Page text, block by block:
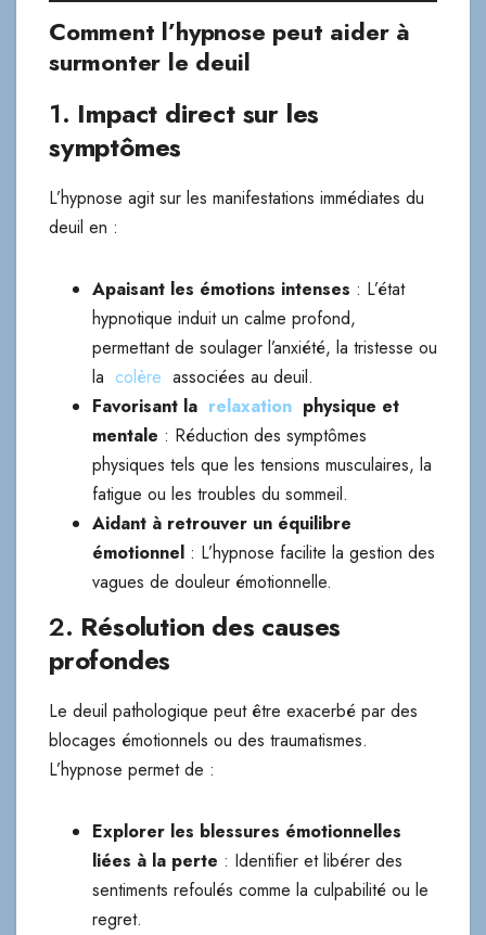
Comment l’hypnose peut aider à
surmonter le deuil
1. Impact direct sur les
symptômes
L’hypnose agit sur les manifestations immédiates du
deuil en :
Apaisant les émotions intenses : L’état
hypnotique induit un calme profond,
permettant de soulager l’anxiété, la tristesse ou
la colère associées au deuil.
Favorisant la relaxation physique et
mentale : Réduction des symptômes
physiques tels que les tensions musculaires, la
fatigue ou les troubles du sommeil.
Aidant à retrouver un équilibre
émotionnel : L’hypnose facilite la gestion des
vagues de douleur émotionnelle.
2. Résolution des causes
profondes
Le deuil pathologique peut être exacerbé par des
blocages émotionnels ou des traumatismes.
L’hypnose permet de :
Explorer les blessures émotionnelles
liées à la perte : Identifier et libérer des
sentiments refoulés comme la culpabilité ou le
regret.